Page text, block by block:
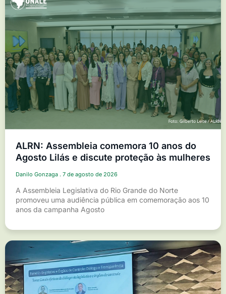
ALRN: Assembleia comemora 10 anos do
Agosto Lilás e discute proteção às mulheres
Danilo Gonzaga 7 de agosto de 2026
A Assembleia Legislativa do Rio Grande do Norte
promoveu uma audiência pública em comemoração aos 10
anos da campanha Agosto